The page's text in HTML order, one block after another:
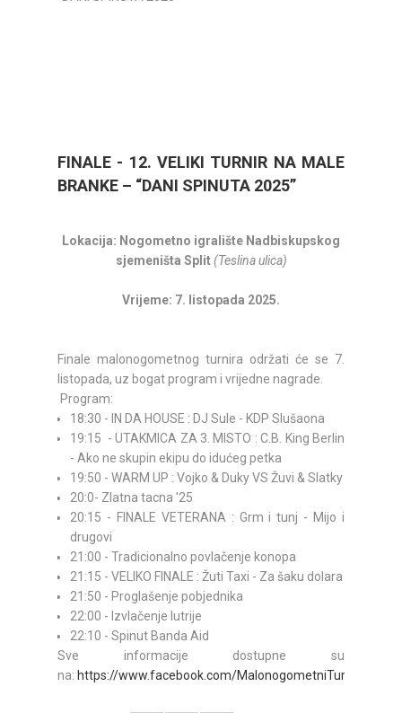
FINALE - 12. VELIKI TURNIR NA MALE
BRANKE – “DANI SPINUTA 2025”
Lokacija: Nogometno igralište Nadbiskupskog
sjemeništa Split(Teslina ulica)
Vrijeme: 7. listopada 2025.
Finale malonogometnog turnira održati će se 7.
listopada, uz bogat program i vrijedne nagrade.
Program:
18:30 - IN DA HOUSE : DJ Sule - KDP Slušaona
19:15 - UTAKMICA ZA 3. MISTO : C.B. King Berlin
- Ako ne skupin ekipu do idućeg petka
19:50 - WARM UP : Vojko & Duky VS Žuvi & Slatky
20:0- Zlatna tacna '25
20:15 - FINALE VETERANA : Grm i tunj - Mijo i
drugovi
21:00 - Tradicionalno povlačenje konopa
21:15 - VELIKO FINALE : Žuti Taxi - Za šaku dolara
21:50 - Proglašenje pobjednika
22:00 - Izvlačenje lutrije
22:10 - Spinut Banda Aid
Sve informacije dostupne su
na: https://www.facebook.com/